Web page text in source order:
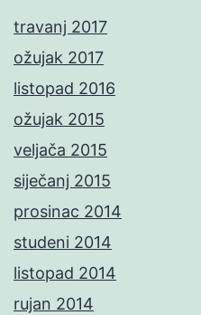
travanj 2017
ožujak 2017
listopad 2016
ožujak 2015
veljača 2015
siječanj 2015
prosinac 2014
studeni 2014
listopad 2014
rujan 2014